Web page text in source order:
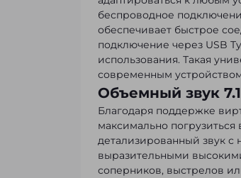
беспроводное
обеспечивает быстрое
подключение через USB
использования. Такая
современным
Объемный звук
Благодаря поддержке
максимально
детализированный звук
выразительными
соперников, выстрелов